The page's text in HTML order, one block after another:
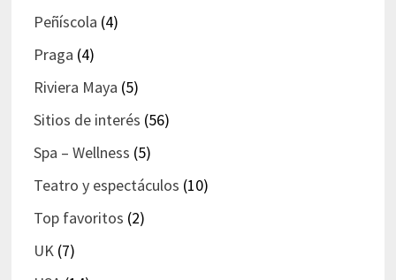
Peñíscola (4)
Praga (4)
Riviera Maya (5)
Sitios de interés (56)
Spa – Wellness (5)
Teatro y espectáculos (10)
Top favoritos (2)
UK(7)